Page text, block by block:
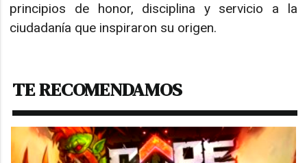
principios de honor, disciplina y servicio a la
ciudadanía que inspiraron su origen.
TE RECOMENDAMOS